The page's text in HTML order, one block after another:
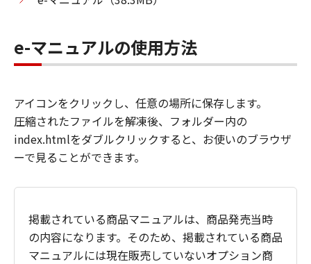
e-マニュアルの使用方法
アイコンをクリックし、任意の場所に保存します。
圧縮されたファイルを解凍後、フォルダー内の
index.htmlをダブルクリックすると、お使いのブラウザ
ーで見ることができます。
掲載されている商品マニュアルは、商品発売当時
の内容になります。そのため、掲載されている商品
マニュアルには現在販売していないオプション商